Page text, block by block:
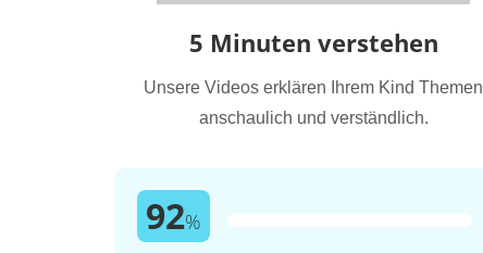
5 Minuten verstehen
Unsere Videos erklären Ihrem Kind Themen
anschaulich und verständlich.
92%